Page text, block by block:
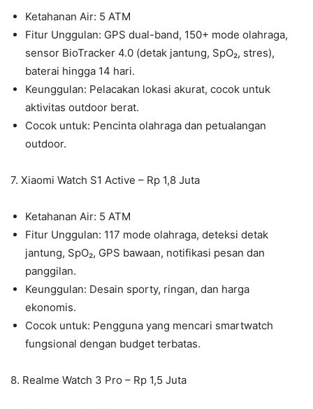
Ketahanan Air: 5 ATM
Fitur Unggulan: GPS dual-band, 150+ mode olahraga,
sensor BioTracker 4.0 (detak jantung, SpO₂, stres),
baterai hingga 14 hari.
Keunggulan: Pelacakan lokasi akurat, cocok untuk
aktivitas outdoor berat.
Cocok untuk: Pencinta olahraga dan petualangan
outdoor.
7. Xiaomi Watch S1 Active – Rp 1,8 Juta
Ketahanan Air: 5 ATM
Fitur Unggulan: 117 mode olahraga, deteksi detak
jantung, SpO₂, GPS bawaan, notifikasi pesan dan
panggilan.
Keunggulan: Desain sporty, ringan, dan harga
ekonomis.
Cocok untuk: Pengguna yang mencari smartwatch
fungsional dengan budget terbatas.
8. Realme Watch 3 Pro – Rp 1,5 Juta